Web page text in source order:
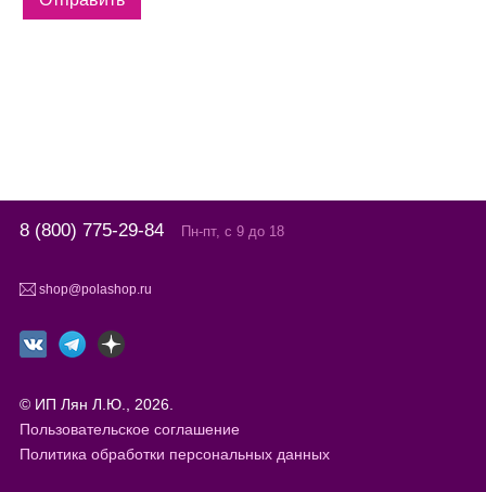
8 (800) 775-29-84 Пн-пт, с 9 до 18
shop@polashop.ru
© ИП Лян Л.Ю., 2026.
Пользовательское соглашение
Политика обработки персональных данных